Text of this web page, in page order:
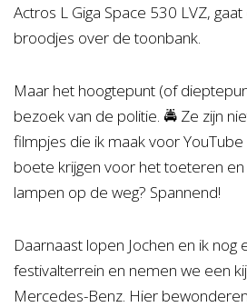
Actros L Giga Space 530 LVZ,
broodjes over de toonbank.
Maar het hoogtepunt (of
bezoek van de politie. 🚔 Ze zijn
filmpjes die ik maak voor YouTube
boete krijgen voor het toeteren
lampen op de weg? Spannend!
Daarnaast lopen Jochen en ik
festivalterrein en nemen we een
Mercedes-Benz. Hier